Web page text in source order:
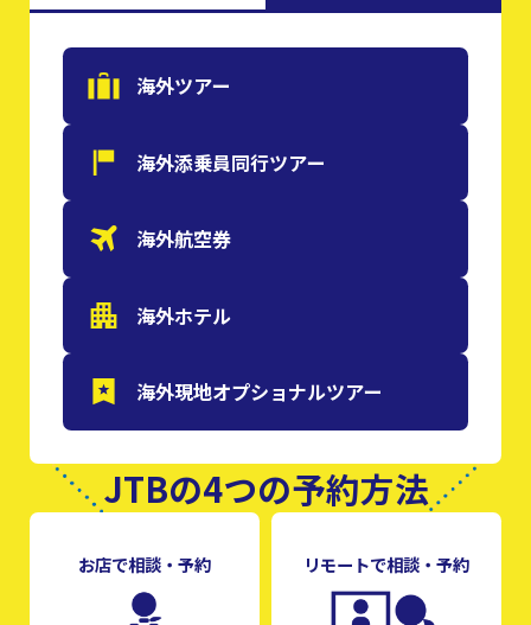
海外ツアー
海外添乗員同行ツアー
海外航空券
海外ホテル
海外現地オプショナルツアー
JTBの4つの予約方法
お店で相談・予約 リモートで相談・予約